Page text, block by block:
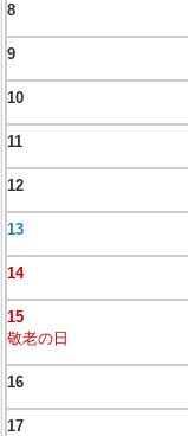
8
9
10
11
12
13
14
15
敬老の日
16
17